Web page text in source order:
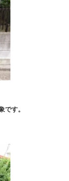
です。